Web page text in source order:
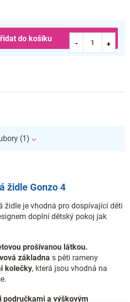
do košíku
(1)
židle Gonzo 4
židle je vhodná pro dospívající děti
doplní dětský pokoj jak
prošívanou látkou.
základna s pěti rameny
kolečky, která jsou vhodná na
područkami a výškovým